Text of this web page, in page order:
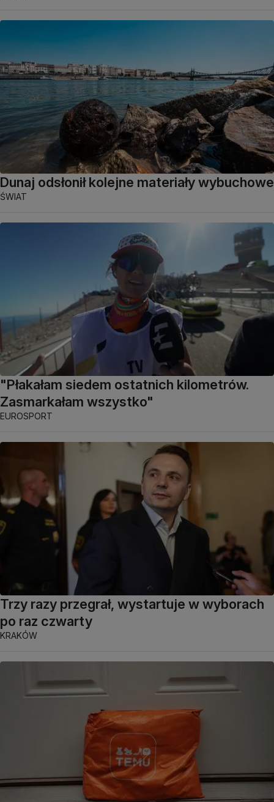
Dunaj odsłonił kolejne materiały wybuchowe
ŚWIAT
"Płakałam siedem ostatnich kilometrów.
Zasmarkałam wszystko"
EUROSPORT
Trzy razy przegrał, wystartuje w wyborach
po raz czwarty
KRAKÓW